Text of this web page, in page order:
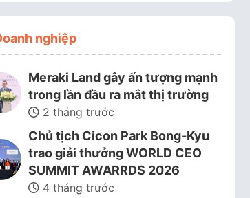
nghiệp
Meraki Land gây ấn tượng mạnh
trong lần đầu ra mắt thị trường
2 tháng trước
Chủ tịch Cicon Park Bong-Kyu
trao giải thưởng WORLD CEO
SUMMIT AWARRDS 2026
4 tháng trước